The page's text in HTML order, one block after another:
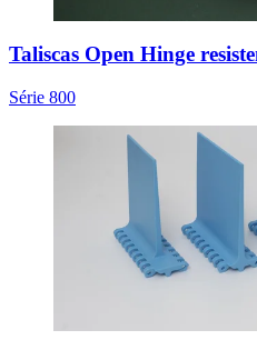
Taliscas Open Hinge
Série 800